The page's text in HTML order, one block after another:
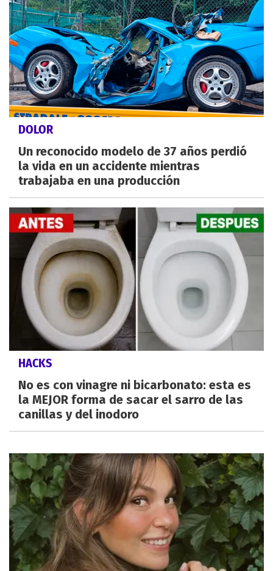
DOLOR
Un reconocido modelo de 37 años perdió
la vida en un accidente mientras
trabajaba en una producción
HACKS
No es con vinagre ni bicarbonato: esta es
la MEJOR forma de sacar el sarro de las
canillas y del inodoro